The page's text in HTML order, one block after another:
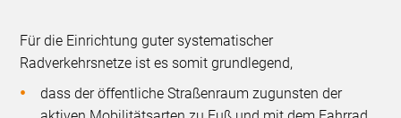
Für die Einrichtung guter systematischer
Radverkehrsnetze ist es somit grundlegend,
dass der öffentliche Straßenraum zugunsten der